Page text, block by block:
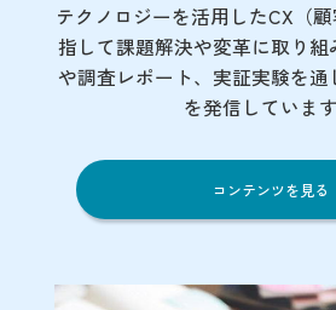
テクノロジーを活用したCX（
指して課題解決や変革に取り
や調査レポート、実証実験を
を発信しています
コンテンツを見る